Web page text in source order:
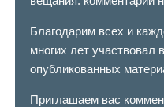
Благодарим всех и
многих лет участвовал
опубликованных
Приглашаем вас